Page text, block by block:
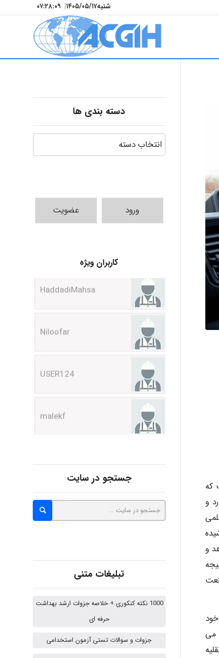
شنبه۱۴۰۵/۰۵/۱۷| ۰۷:۲۸:۱۰
که
و
و
می
دسته بندی ها
ورود عضویت
کاربران ویژهHaddadiMahsa
abolfazlkoshehe
A.balandeh
aghajari vahid
جستجو در سایت
تبلیغات متنی
1000 نکته کنکوری + خلاصه جزوات ارشد بهداشت
حرفه ای
جزوات و سوالات تستی آزمون استخدامی